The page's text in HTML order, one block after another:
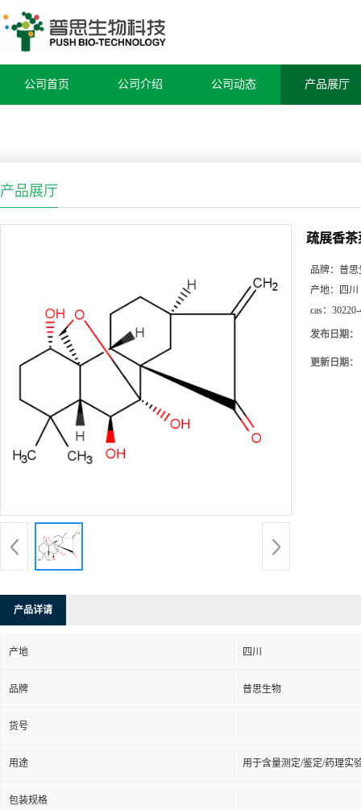
公司首页 公司介绍 公司动态 产品展厅
产品展厅
疏展香
品牌： 普思
产地：
四川
cas：
发布日期：
更新日期：
产品详请
产地 四川
品牌 普思生物
货号
用途 用于含量测定/鉴定/药理实
包装规格